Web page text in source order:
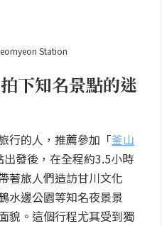
Station
下知名景點的迷
行的人，推薦參加「釜山
出發後，在全程約3.5小時
著旅人們造訪甘川文化
水邊公園等知名夜景景
貌。這個行程尤其受到獨